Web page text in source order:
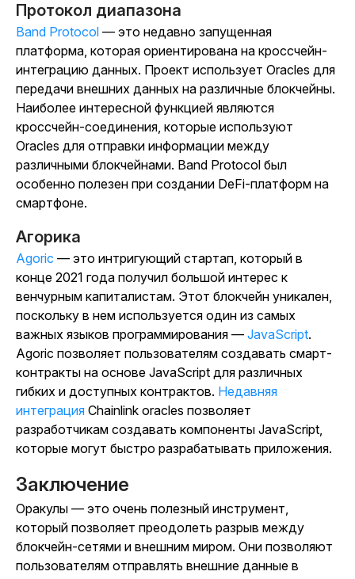
Протокол диапазона
Band Protocol — это недавно запущенная
платформа, которая ориентирована на кроссчейн-
интеграцию данных. Проект использует Oracles для
передачи внешних данных на различные блокчейны.
Наиболее интересной функцией являются
кроссчейн-соединения, которые используют
Oracles для отправки информации между
различными блокчейнами. Band Protocol был
особенно полезен при создании DeFi-платформ на
смартфоне.
Агорика
Agoric — это интригующий стартап, который в
конце 2021 года получил большой интерес к
венчурным капиталистам. Этот блокчейн уникален,
поскольку в нем используется один из самых
важных языков программирования — JavaScript.
Agoric позволяет пользователям создавать смарт-
контракты на основе JavaScript для различных
гибких и доступных контрактов. Недавняя
интеграция Chainlink oracles позволяет
разработчикам создавать компоненты JavaScript,
которые могут быстро разрабатывать приложения.
Заключение
Оракулы — это очень полезный инструмент,
который позволяет преодолеть разрыв между
блокчейн-сетями и внешним миром. Они позволяют
пользователям отправлять внешние данные в